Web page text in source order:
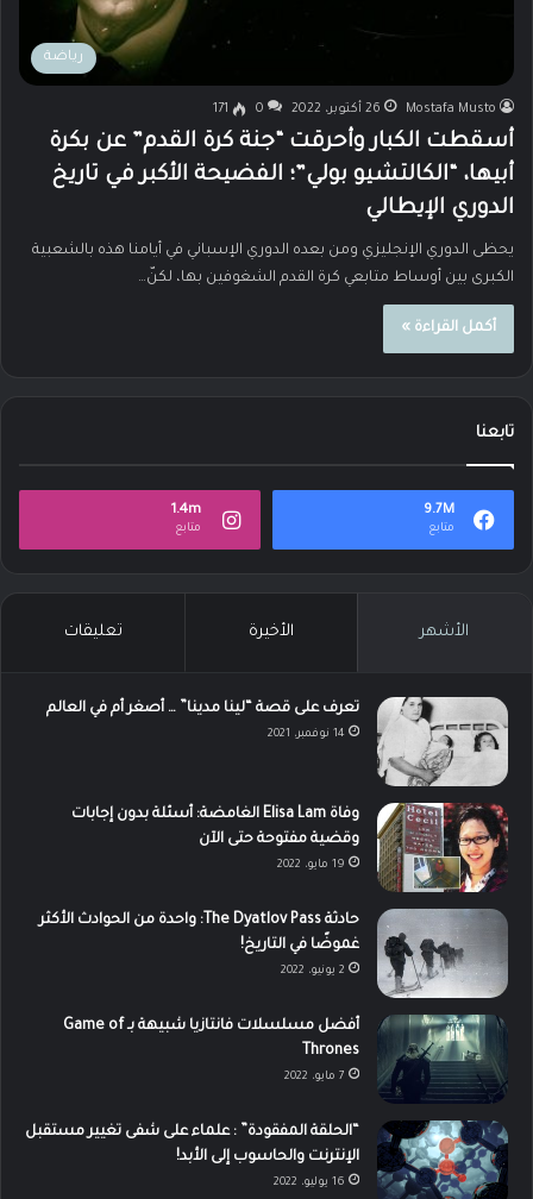
رياضة
Mostafa Musto 26 أكتوبر، 2022 0
171
أسقطت الكبار وأحرقت “جنة كرة القدم” عن بكرة
أبيها، “الكالتشيو بولي”؛ الفضيحة الأكبر في تاريخ
الدوري الإيطالي
يحظى الدوري الإنجليزي ومن بعده الدوري الإسباني في أيامنا هذه بالشعبية
الكبرى بين أوساط متابعي كرة القدم الشغوفين بها، لكنّ…
أكمل القراءة »
تابعنا
9.7M
متابع
1.4m
متابع
الأشهر الأخيرة تعليقات
تعرف على قصة “لينا مدينا” … أصغر أم في العالم
14 نوفمبر، 2021
وفاة Elisa Lam الغامضة: أسئلة بدون إجابات
وقضية مفتوحة حتى الآن
19 مايو، 2022
حادثة The Dyatlov Pass: واحدة من الحوادث الأكثر
غموضًا في التاريخ!
2 يونيو، 2022
أفضل مسلسلات فانتازيا شبيهة بـ Game of
Thrones
7 مايو، 2022
“الحلقة المفقودة” : علماء على شفى تغيير مستقبل
الإنترنت والحاسوب إلى الأبد!
16 يوليو، 2022